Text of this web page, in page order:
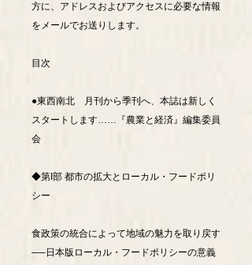
方に、アドレスおよびアクセスに必要な情報
をメールでお送りします。
目次
●東西南北 月刊から季刊へ、本誌は新しく
スタートします……『農業と経済』編集委員
会
◆第I部 都市の拡大とローカル・フードポリ
シー
食政策の統合によって地域の魅力を取り戻す
──日本版ローカル・フードポリシーの意義